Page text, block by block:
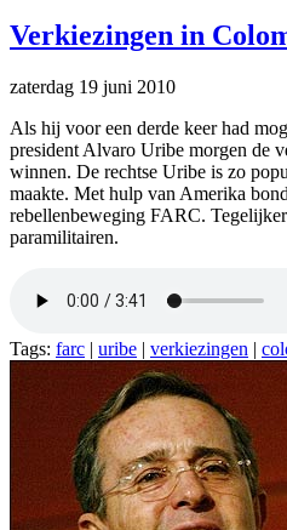
Verkiezingen in
zaterdag 19 juni 2010
Als hij voor een derde keer had
president Alvaro Uribe morgen de
winnen. De rechtse Uribe is zo
maakte. Met hulp van Amerika
rebellenbeweging FARC.
paramilitairen.
Tags: farc | uribe | verkiezingen |